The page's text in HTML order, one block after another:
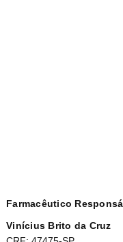
Farmacêutico
Vinícius Brito da Cruz